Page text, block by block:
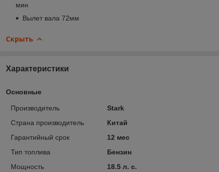
мин
Вылет вала 72мм
Скрыть
Характеристики
Основные
Производитель
Stark
Страна производитель
Китай
Гарантийный срок
12 мес
Тип топлива
Бензин
Мощность
18.5 л. с.